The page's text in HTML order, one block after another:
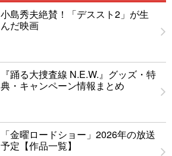
小島秀夫絶賛！「デススト2」が生
んだ映画
『踊る大捜査線 N.E.W.』グッズ・特
典・キャンペーン情報まとめ
「金曜ロードショー」2026年の放送
予定【作品一覧】